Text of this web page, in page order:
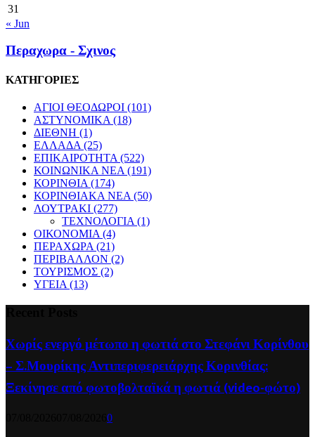
31
« Jun
Περαχωρα - Σχινος
ΚΑΤΗΓΟΡΙΕΣ
ΑΓΙΟΙ ΘΕΟΔΩΡΟΙ (101)
ΑΣΤΥΝΟΜΙΚΑ (18)
ΔΙΕΘΝΗ (1)
ΕΛΛΑΔΑ (25)
ΕΠΙΚΑΙΡΟΤΗΤΑ (522)
ΚΟΙΝΩΝΙΚΑ ΝΕΑ (191)
ΚΟΡΙΝΘΙΑ (174)
ΚΟΡΙΝΘΙΑΚΑ ΝΕΑ (50)
ΛΟΥΤΡΑΚΙ (277)
ΤΕΧΝΟΛΟΓΙΑ (1)
ΟΙΚΟΝΟΜΙΑ (4)
ΠΕΡΑΧΩΡΑ (21)
ΠΕΡΙΒΑΛΛΟΝ (2)
ΤΟΥΡΙΣΜΟΣ (2)
ΥΓΕΙΑ (13)
Χωρίς ενεργό μέτωπο η φωτιά στο Στεφάνι Κορίνθου
– Σ.Μουρίκης Αντιπεριφερειάρχης Κορινθίας:
Ξεκίνησε από φωτοβολταϊκά η φωτιά (video-φώτο)
0